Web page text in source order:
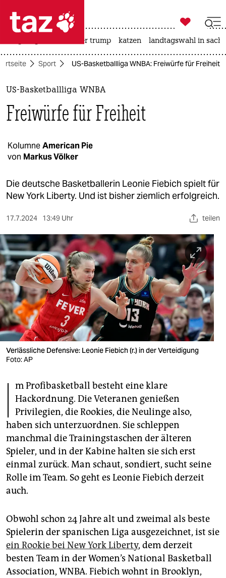
 taz zahl ich
taz zahl ich
themen
politik
gesellschaft
kultur
nord
wahrheit
verlag
verlag
veranstaltungen
shop
unterstützen
abo
genossenschaft
epaper login

taz zahl ich
usa unter trump katzen landtagswahl in
Sport US-Basketballliga WNBA: Freiwürfe für Freiheit
US-Basketballliga WNBA
Freiwürfe für Freiheit
KolumneAmerican Pie
von Markus Völker
Die deutsche Basketballerin Leonie Fiebich spielt für
New York Liberty. Und ist bisher ziemlich erfolgreich.
17.7.2024 13:49 Uhr teilen
Verlässliche Defensive: Leonie Fiebich (r.) in der Verteidigung
Foto: AP
I m Profibasketball besteht eine klare
Hackordnung. Die Veteranen genießen
Privilegien, die Rookies, die Neulinge also,
haben sich unterzuordnen. Sie schleppen
manchmal die Trainingstaschen der älteren
Spieler, und in der Kabine halten sie sich erst
einmal zurück. Man schaut, sondiert, sucht seine
Rolle im Team. So geht es Leonie Fiebich derzeit
auch.
Obwohl schon 24 Jahre alt und zweimal als beste
Spielerin der spanischen Liga ausgezeichnet, ist sie
ein Rookie bei New York Liberty, dem derzeit
besten Team in der Women’s National Basketball
Association, WNBA. Fiebich wohnt in Brooklyn,